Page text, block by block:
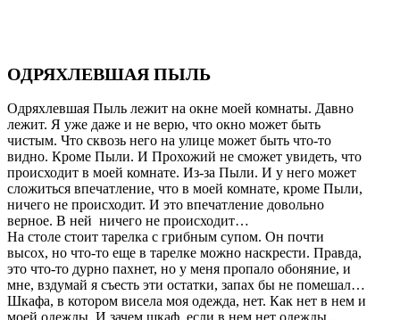
ОДРЯХЛЕВШАЯ ПЫЛЬ
Одряхлевшая Пыль лежит на окне моей комнаты. Давно
лежит. Я уже даже и не верю, что окно может быть
чистым. Что сквозь него на улице может быть что-то
видно. Кроме Пыли. И Прохожий не сможет увидеть, что
происходит в моей комнате. Из-за Пыли. И у него может
сложиться впечатление, что в моей комнате, кроме Пыли,
ничего не происходит. И это впечатление довольно
верное. В ней ничего не происходит…
На столе стоит тарелка с грибным супом. Он почти
высох, но что-то еще в тарелке можно наскрести. Правда,
это что-то дурно пахнет, но у меня пропало обоняние, и
мне, вздумай я съесть эти остатки, запах бы не помешал…
Шкафа, в котором висела моя одежда, нет. Как нет в нем и
моей одежды. И зачем шкаф, если в нем нет одежды…